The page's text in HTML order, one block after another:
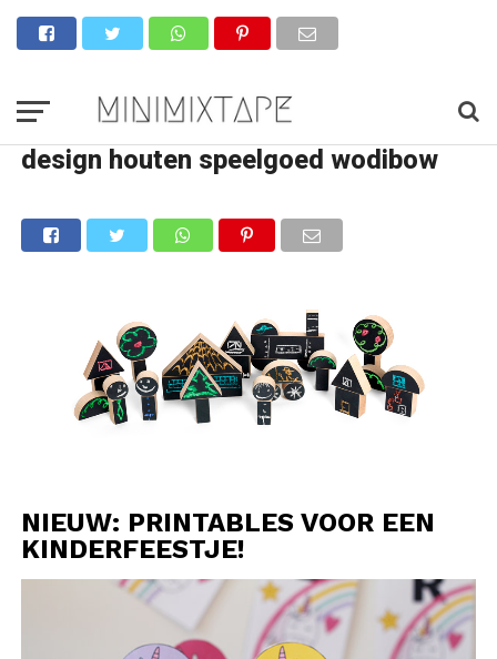
design houten speelgoed wodibow
NIEUW: PRINTABLES VOOR EEN
KINDERFEESTJE!